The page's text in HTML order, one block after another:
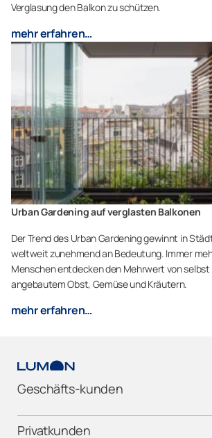
Verglasung den Balkon zu schützen.
mehr erfahren…
Urban Gardening auf verglasten Balkonen
Der Trend des Urban Gardening gewinnt in
weltweit zunehmend an Bedeutung. Immer
Menschen entdecken den Mehrwert von selbst
angebautem Obst, Gemüse und Kräutern.
mehr erfahren…
Geschäfts-kunden
Privatkunden